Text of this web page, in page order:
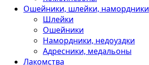
Ошейники, шлейки, намордники
Шлейки
Ошейники
Намордники, недоуздки
Адресники, медальоны
Лакомства